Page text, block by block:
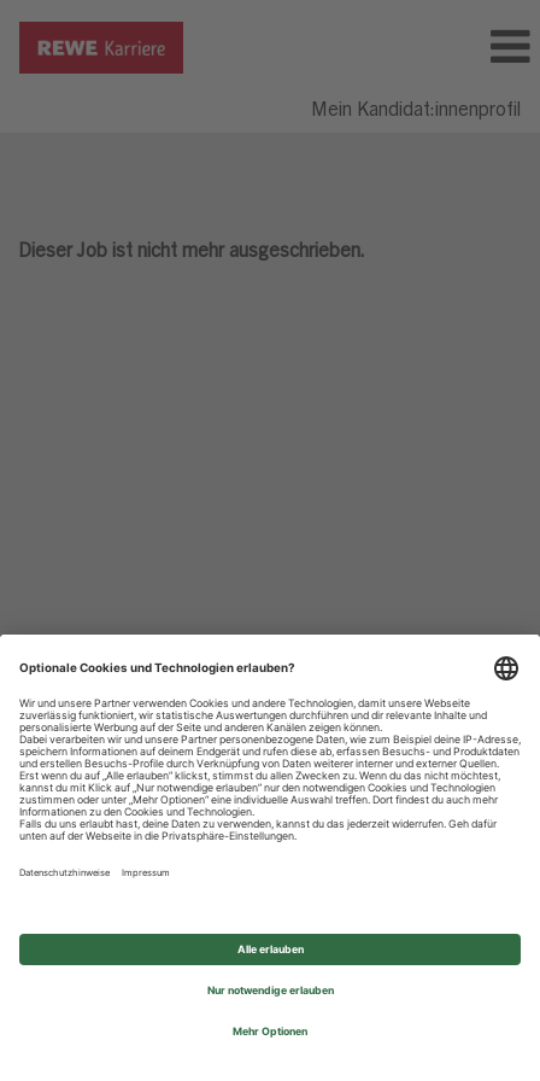
Mein Kandidat:innenprofil
Dieser Job ist nicht mehr ausgeschrieben.
Datenschutzhinweise
Impressum
Privatsphäre-Einstellungen
© 2026 REWE Group - All rights reserved